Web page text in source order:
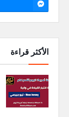
الأكثر قراءة